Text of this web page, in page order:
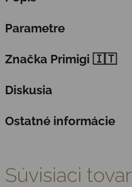
Parametre
Značka Primigi 🇮🇹
Diskusia
Ostatné informácie
Súvisiaci tovar